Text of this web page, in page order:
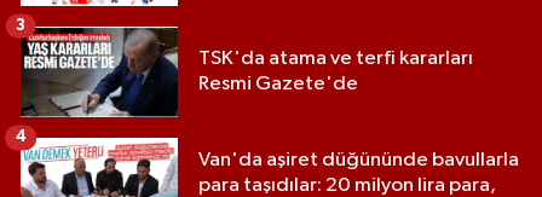
TSK'da atama ve terfi kararları
Resmi Gazete'de
3
Van'da aşiret düğününde bavullarla
para taşıdılar: 20 milyon lira para,
4